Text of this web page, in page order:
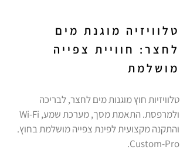
טלוויזיה מוגנת מים
לחצר: חוויית צפייה
מושלמת
טלוויזיות חוץ מוגנות מים לחצר, לבריכה
ולמרפסת. התאמת מסך, מערכת שמע, Wi-Fi
והתקנה מקצועית לפינת צפייה מושלמת בחוץ.
Custom-Pro.